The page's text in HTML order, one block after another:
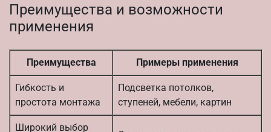
Преимущества и возможности
применения
Преимущества Примеры применения
Гибкость и
простота монтажа
Подсветка потолков,
ступеней, мебели, картин
Широкий выбор